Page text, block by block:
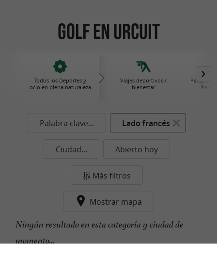
Golf en Urcuit
Todos los Deportes y
ocio en plena naturaleza
Viajes deportivos /
bienestar
Parques
Palabra clave... Lado francés
Ciudad... Abierto hoy
Más filtros
Mostrar mapa
Ningún resultado en esta categoría y ciudad de
momento...